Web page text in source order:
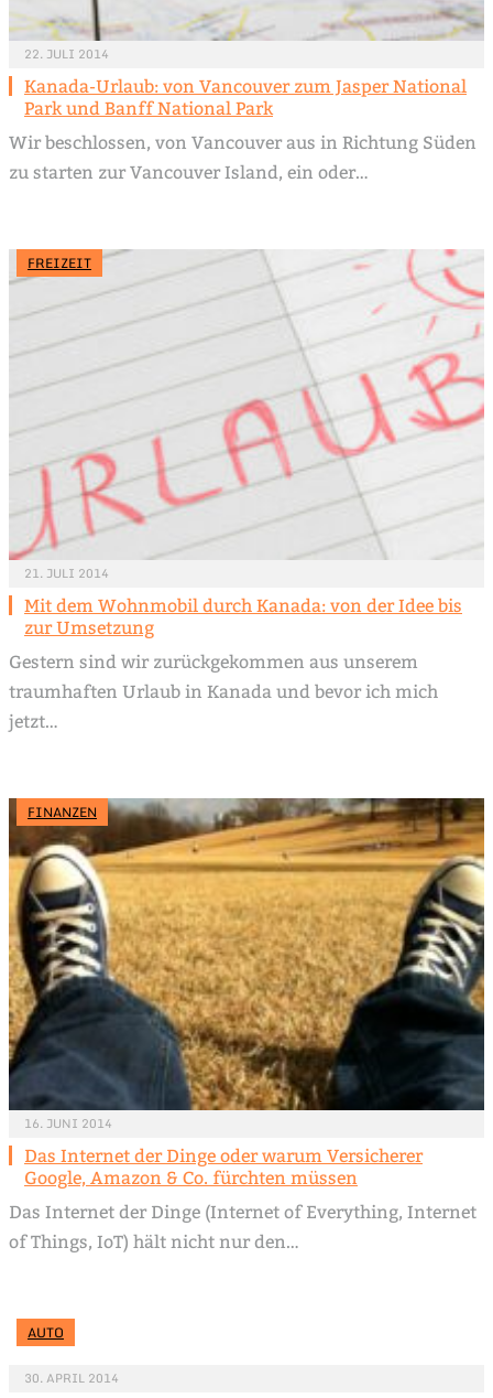
22. JULI 2014
Kanada-Urlaub: von Vancouver zum Jasper National
Park und Banff National Park
Wir beschlossen, von Vancouver aus in Richtung Süden
zu starten zur Vancouver Island, ein oder…
FREIZEIT
21. JULI 2014
Mit dem Wohnmobil durch Kanada: von der Idee bis
zur Umsetzung
Gestern sind wir zurückgekommen aus unserem
traumhaften Urlaub in Kanada und bevor ich mich
jetzt…
FINANZEN
16. JUNI 2014
Das Internet der Dinge oder warum Versicherer
Google, Amazon & Co. fürchten müssen
Das Internet der Dinge (Internet of Everything, Internet
of Things, IoT) hält nicht nur den…
AUTO
30. APRIL 2014